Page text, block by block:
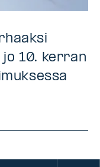
10. kerran